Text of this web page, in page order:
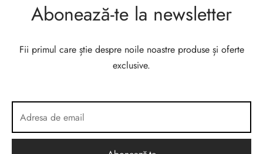
Abonează-te la newsletter
Fii primul care știe despre noile noastre produse și oferte
exclusive.